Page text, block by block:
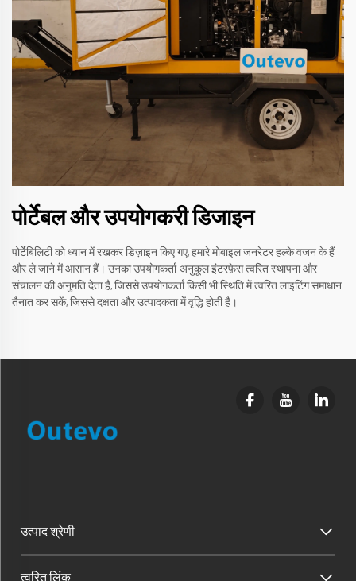
पोर्टेबल और उपयोगकरी डिजाइन
पोर्टेबिलिटी को ध्यान में रखकर डिज़ाइन किए गए, हमारे मोबाइल जनरेटर हल्के वजन के हैं
और ले जाने में आसान हैं। उनका उपयोगकर्ता-अनुकूल इंटरफ़ेस त्वरित स्थापना और
संचालन की अनुमति देता है, जिससे उपयोगकर्ता किसी भी स्थिति में त्वरित लाइटिंग समाधान
तैनात कर सकें, जिससे दक्षता और उत्पादकता में वृद्धि होती है।
उत्पाद श्रेणी
त्वरित लिंक